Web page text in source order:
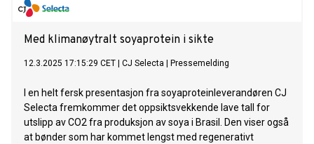
Med klimanøytralt soyaprotein i sikte
12.3.2025 17:15:29 CET CJ Selecta Pressemelding
I en helt fersk presentasjon fra soyaproteinleverandøren CJ
Selecta fremkommer det oppsiktsvekkende lave tall for
utslipp av CO2 fra produksjon av soya i Brasil. Den viser også
at bønder som har kommet lengst med regenerativt